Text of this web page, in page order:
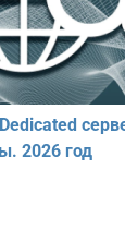
2026 год